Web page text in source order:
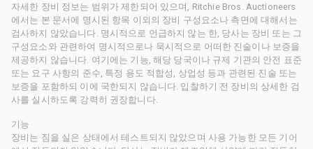
자세한 장비 정보는 범위가 제한되어 있으며, Ritchie Bros. Auctioneers
에서는 본 문서에 명시된 항목 이외의 장비 구성요소나 측면에 대해서는
검사하지 않았습니다. 명시적으로 언급하지 않는 한, 당사는 장비 또는 그
구성요소와 관련하여 명시적으로나 묵시적으로 어떠한 진술이나 보증을
제공하지 않습니다. 여기에는 기능, 해당 당국이나 규제 기관의 안전 표준
또는 요구 사항의 준수, 특정 용도 적합성, 상업성 등과 관련된 진술 또는
보증을 포함하되 이에 국한되지 않습니다. 입찰하기 전 장비의 상세한 검
사를 실시하도록 강력히 권장합니다.
기능
장비는 짐을 실은 상태에서 테스트되지 않았으며 사용 가능한 모든 기어